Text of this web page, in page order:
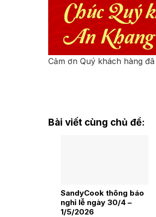
Cảm ơn Quý khách hàng
Bài viết cùng chủ đề:
SandyCook thông báo
nghỉ lễ ngày 30/4 –
1/5/2026